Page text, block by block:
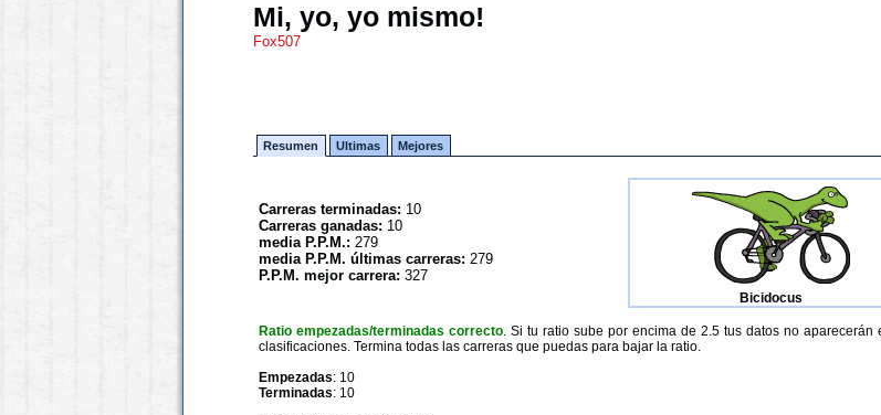
Mi, yo, yo mismo!
Fox507
Resumen Ultimas Mejores
Carreras terminadas: 10
Carreras ganadas: 10
media P.P.M.: 279
media P.P.M. últimas carreras: 279
P.P.M. mejor carrera: 327
Bicidocus
Ratio empezadas/terminadas correcto. Si tu ratio sube por encima de 2.5 tus datos no aparecerán
clasificaciones. Termina todas las carreras que puedas para bajar la ratio.
Empezadas: 10
Terminadas: 10